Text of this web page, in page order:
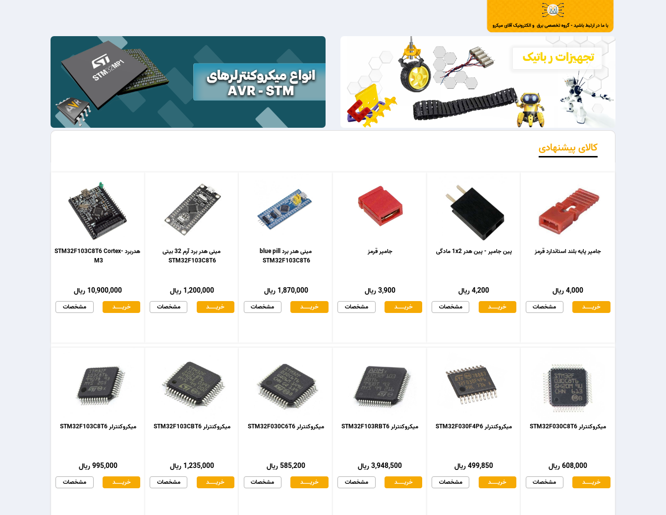
کالای پیشنهادی
هدربرد STM32F103C8T6 Cortex-
M3
10,900,000 ریال
مشخصات خریـــــــد
مینی هدر برد آرم 32 بیتی
STM32F103C8T6
1,200,000 ریال
مشخصات خریـــــــد
مینی هدر برد blue pill
STM32F103C8T6
1,870,000 ریال
مشخصات خریـــــــد
جامپر قرمز
3,900 ریال
مشخصات خریـــــــد
پین جامپر - پین هدر 1x2 مادگی
4,200 ریال
مشخصات خریـــــــد
جامپر پایه بلند استاندارد قرمز
4,000 ریال
مشخصات خریـــــــد
میکروکنترلر STM32F103C8T6
995,000 ریال
مشخصات خریـــــــد
میکروکنترلر STM32F103CBT6
1,235,000 ریال
مشخصات خریـــــــد
میکروکنترلر STM32F030C6T6
585,200 ریال
مشخصات خریـــــــد
میکروکنترلر STM32F103RBT6
3,948,500 ریال
مشخصات خریـــــــد
میکروکنترلر STM32F030F4P6
499,850 ریال
مشخصات خریـــــــد
میکروکنترلر STM32F030C8T6
608,000 ریال
مشخصات خریـــــــد